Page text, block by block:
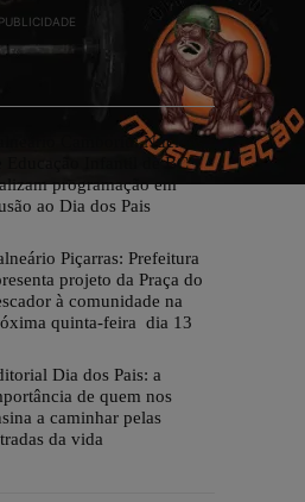
PUBLICIDADE
Camboriú: Núcleos
Educação Infantil de BC
programação em
ao Dia dos Pais
Piçarras: Prefeitura
projeto da Praça do
à comunidade na
quinta-feira dia 13
Dia dos Pais: a
de quem nos
a caminhar pelas
da vida